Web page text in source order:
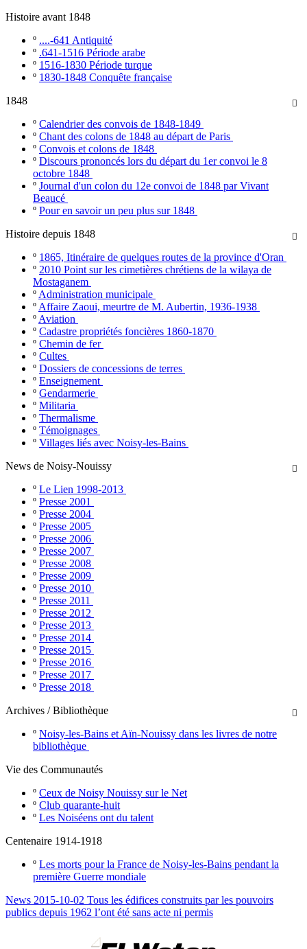
Histoire avant 1848
º ....-641 Antiquité
º .641-1516 Période arabe
º 1516-1830 Période turque
º 1830-1848 Conquête française

1848
º Calendrier des convois de 1848-1849
º Chant des colons de 1848 au départ de Paris
º Convois et colons de 1848
º Discours prononcés lors du départ du 1er convoi le 8
octobre 1848
º Journal d'un colon du 12e convoi de 1848 par Vivant
Beaucé
º Pour en savoir un peu plus sur 1848

Histoire depuis 1848
º 1865, Itinéraire de quelques routes de la province d'Oran
º 2010 Point sur les cimetières chrétiens de la wilaya de
Mostaganem
º Administration municipale
º Affaire Zaoui, meurtre de M. Aubertin, 1936-1938
º Aviation
º Cadastre propriétés foncières 1860-1870
º Chemin de fer
º Cultes
º Dossiers de concessions de terres
º Enseignement
º Gendarmerie
º Militaria
º Thermalisme
º Témoignages
º Villages liés avec Noisy-les-Bains

News de Noisy-Nouissy
º Le Lien 1998-2013
º Presse 2001
º Presse 2004
º Presse 2005
º Presse 2006
º Presse 2007
º Presse 2008
º Presse 2009
º Presse 2010
º Presse 2011
º Presse 2012
º Presse 2013
º Presse 2014
º Presse 2015
º Presse 2016
º Presse 2017
º Presse 2018

Archives / Bibliothèque
º Noisy-les-Bains et Aïn-Nouissy dans les livres de notre
bibliothèque
Vie des Communautés
º Ceux de Noisy Nouissy sur le Net
º Club quarante-huit
º Les Noiséens ont du talent
Centenaire 1914-1918
º Les morts pour la France de Noisy-les-Bains pendant la
première Guerre mondiale
News 2015-10-02 Tous les édifices construits par les pouvoirs
publics depuis 1962 l’ont été sans acte ni permis